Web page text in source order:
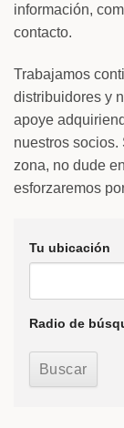
información,
contacto.
Trabajamos
distribuidores y
apoye
nuestros socios.
zona, no dude
esforzaremos
Tu ubicación
Radio de